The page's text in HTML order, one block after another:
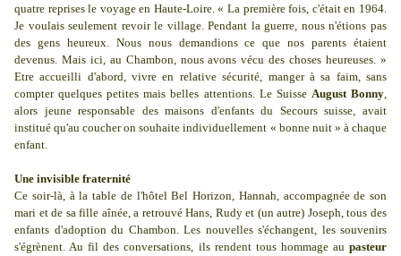
quatre reprises le voyage en Haute-Loire. « La première fois, c'était en 1964.
Je voulais seulement revoir le village. Pendant la guerre, nous n'étions pas
des gens heureux. Nous nous demandions ce que nos parents étaient
devenus. Mais ici, au Chambon, nous avons vécu des choses heureuses. »
Etre accueilli d'abord, vivre en relative sécurité, manger à sa faim, sans
compter quelques petites mais belles attentions. Le Suisse August Bonny,
alors jeune responsable des maisons d'enfants du Secours suisse, avait
institué qu'au coucher on souhaite individuellement « bonne nuit » à chaque
enfant.
Une invisible fraternité
Ce soir-là, à la table de l'hôtel Bel Horizon, Hannah, accompagnée de son
mari et de sa fille aînée, a retrouvé Hans, Rudy et (un autre) Joseph, tous des
enfants d'adoption du Chambon. Les nouvelles s'échangent, les souvenirs
s'égrènent. Au fil des conversations, ils rendent tous hommage au pasteur